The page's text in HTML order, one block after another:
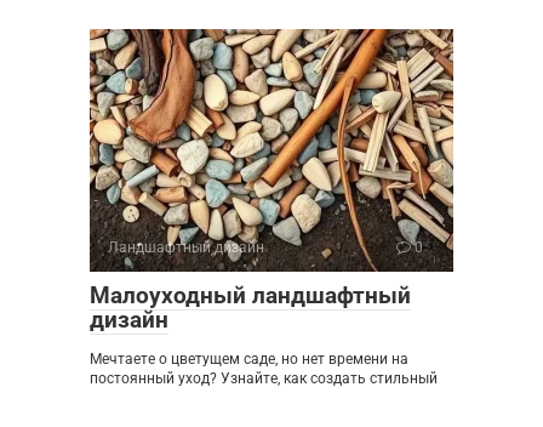
Ландшафтный дизайн 0
Малоуходный ландшафтный
дизайн
Мечтаете о цветущем саде, но нет времени на
постоянный уход? Узнайте, как создать стильный